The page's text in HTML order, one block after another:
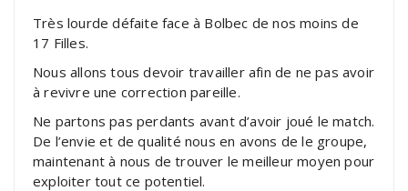
Très lourde défaite face à Bolbec de nos moins de
17 Filles.
Nous allons tous devoir travailler afin de ne pas avoir
à revivre une correction pareille.
Ne partons pas perdants avant d’avoir joué le match.
De l’envie et de qualité nous en avons de le groupe,
maintenant à nous de trouver le meilleur moyen pour
exploiter tout ce potentiel.